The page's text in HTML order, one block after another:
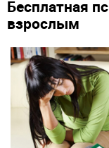
Бесплатная
взрослым